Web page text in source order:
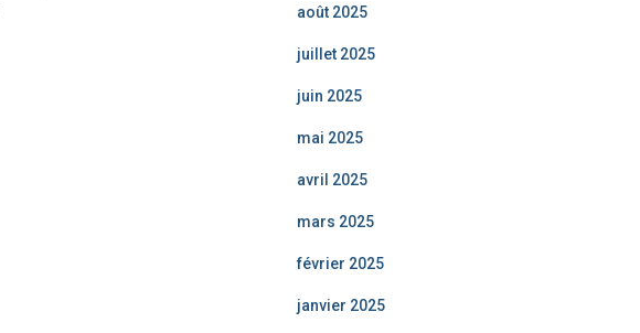
août 2025
juillet 2025
juin 2025
mai 2025
avril 2025
mars 2025
février 2025
janvier 2025